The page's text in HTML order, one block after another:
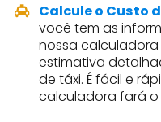
Calcule o Custo
você tem as
nossa
estimativa
de táxi. É fácil e
calculadora fará o